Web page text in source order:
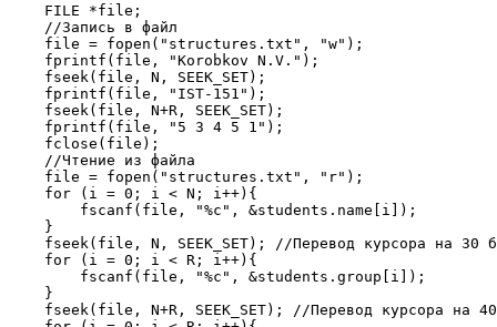
    FILE *file;
    //Запись в файл
    file = fopen("structures.txt", "w");
    fprintf(file, "Korobkov N.V.");
    fseek(file, N, SEEK_SET);
    fprintf(file, "IST-151");
    fseek(file, N+R, SEEK_SET);
    fprintf(file, "5 3 4 5 1");
    fclose(file);
    //Чтение из файла
    file = fopen("structures.txt", "r");
    for (i = 0; i < N; i++){
        fscanf(file, "%c", &students.name[i]);
    }
fseek(file, N, SEEK_SET); //Перевод курсора на 30
    for (i = 0; i < R; i++){
        fscanf(file, "%c", &students.group[i]);
    }
fseek(file, N+R, SEEK_SET); //Перевод курсора на